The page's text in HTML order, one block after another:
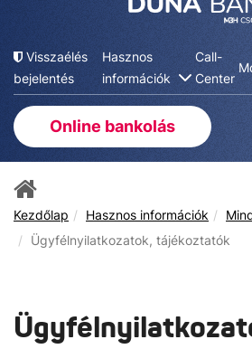
Visszaélés
bejelentés
Hasznos
információk
Call-
Center
Online bankolás
Kezdőlap Hasznos információk
Ügyfélnyilatkozatok, tájékoztatók